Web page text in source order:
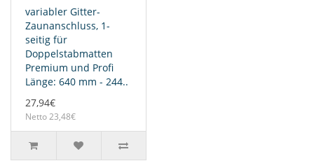
variabler Gitter-
Zaunanschluss, 1-
seitig für
Doppelstabmatten
Premium und Profi
Länge: 640 mm - 244..
27,94€
Netto 23,48€